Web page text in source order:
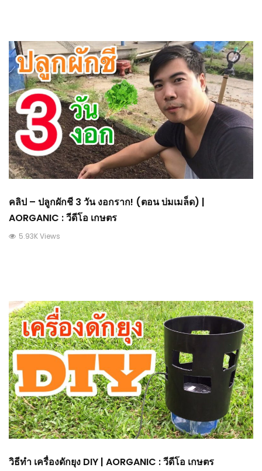
คลิป – ปลูกผักชี 3 วัน งอกราก! (ตอน บ่มเมล็ด) |
AORGANIC : วีดีโอ เกษตร
5.93K Views
วิธีทำ เครื่องดักยุง DIY | AORGANIC : วีดีโอ เกษตร